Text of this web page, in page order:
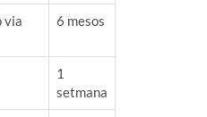
via
6 mesos
1
setmana